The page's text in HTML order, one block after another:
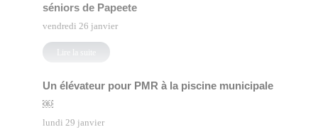
séniors de Papeete
vendredi 26 janvier
Lire la suite
Un élévateur pour PMR à la piscine municipale
￼
lundi 29 janvier